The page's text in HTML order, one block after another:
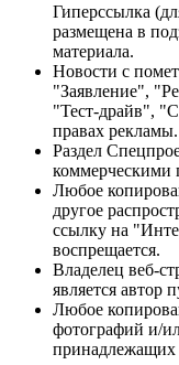
Гиперссылка
размещена в
материала.
Новости с
"Заявление",
"Тест-драйв",
правах рекламы.
Раздел
коммерческими
Любое
другое
ссылку на
воспрещается.
Владелец веб-
является автор
Любое
фотографий и/
принадлежащих